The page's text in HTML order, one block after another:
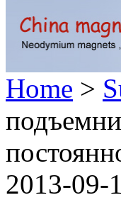
Home >
2013-09-